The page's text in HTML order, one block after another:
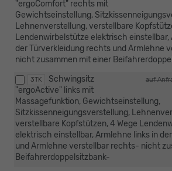
"ergoComfort" rechts mit
Gewichtseinstellung,
Lehnenverstellung, verstellbare
Lendenwirbelstütze elektrisch einstellbar,
der Türverkleidung rechts und Armlehne
nicht zusammen mit einer
3TK auf
Schwingsitz
"ergoActive" links mit
Massagefunktion, Gewichtseinstellung,
Sitzkissenneigungsverstellung,
verstellbare Kopfstützen, 4 Wege
elektrisch einstellbar, Armlehne links in
und Armlehne verstellbar rechts- nicht
Beifahrerdoppelsitzbank-